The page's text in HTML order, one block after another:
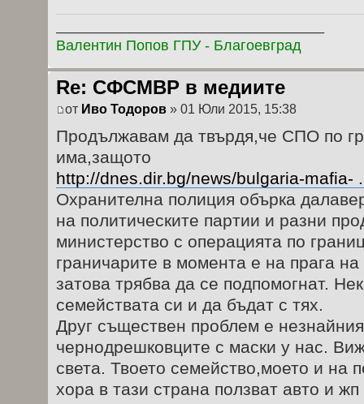
Валентин Попов ГПУ - Благоевград
Re: СФСМВР в медиите
от Иво Тодоров » 01 Юли 2015, 15:38
Продължавам да твърдя,че СПО по
има,защото
http://dnes.dir.bg/news/bulgaria-mafia-
Охранителна полиция обърка
на политическите партии и разни
министерство с операцията по
граничарите в момента е на прага
затова трябва да се подпомогнат.
семействата си и да бъдат с тях.
Друг съществен проблем е
чернодрешковците с маски у нас.
света. Твоето семейство,моето и на
хора в тази страна ползват авто и